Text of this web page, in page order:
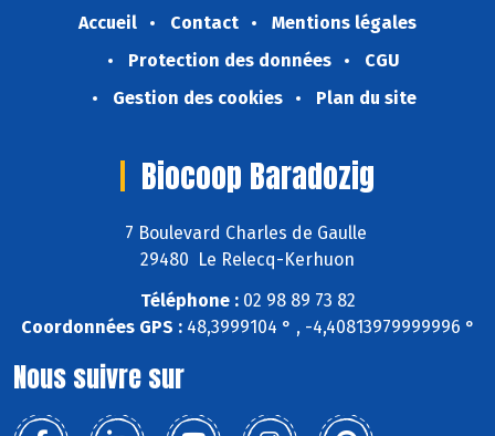
Accueil Contact
Mentions légales
Protection des données
CGU
Gestion des cookies
Plan du site
Biocoop Baradozig
7 Boulevard Charles de Gaulle
29480 Le Relecq-Kerhuon
Téléphone :02 98 89 73 82
Coordonnées GPS :48,3999104 ° , -4,40813979999996 °
Nous suivre sur